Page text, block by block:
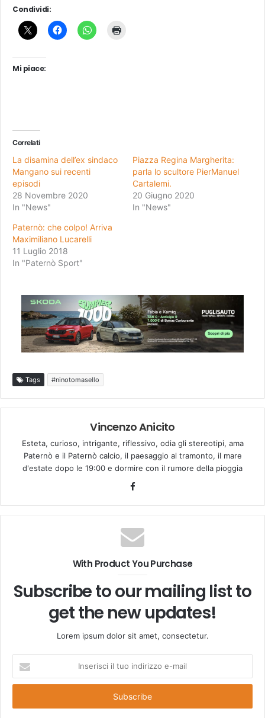
Condividi:
Mi piace:
Correlati
La disamina dell’ex sindaco
Mangano sui recenti
episodi
28 Novembre 2020
In "News"
Piazza Regina Margherita:
parla lo scultore PierManuel
Cartalemi.
20 Giugno 2020
In "News"
Paternò: che colpo! Arriva
Maximiliano Lucarelli
11 Luglio 2018
In "Paternò Sport"
Tags #ninotomasello
Vincenzo Anicito
Esteta, curioso, intrigante, riflessivo, odia gli stereotipi, ama
Paternò e il Paternò calcio, il paesaggio al tramonto, il mare
d'estate dopo le 19:00 e dormire con il rumore della pioggia
Facebook
With Product You Purchase
Subscribe to our mailing list to
get the new updates!
Lorem ipsum dolor sit amet, consectetur.
tuo
e-